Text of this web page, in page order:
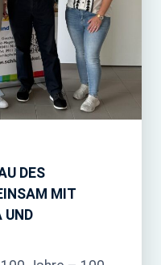
DES
MIT
UND